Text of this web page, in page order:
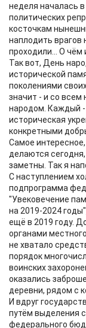
неделя началась
политических
косточкам
наплодить врагов
проходили... О чём
Так вот, День
исторической
поколениями
значит - и со
народом. Каждый
историческая
конкретными
Самое
делаются
заметны. Так я
С наступлением
подпрограмма
"Увековечение
на 2019-2024
ещё в 2019 году.
органами
не хватало
порядок
воинских
оказались
деревни, рядом с
И вдруг
путём выделения
федерального